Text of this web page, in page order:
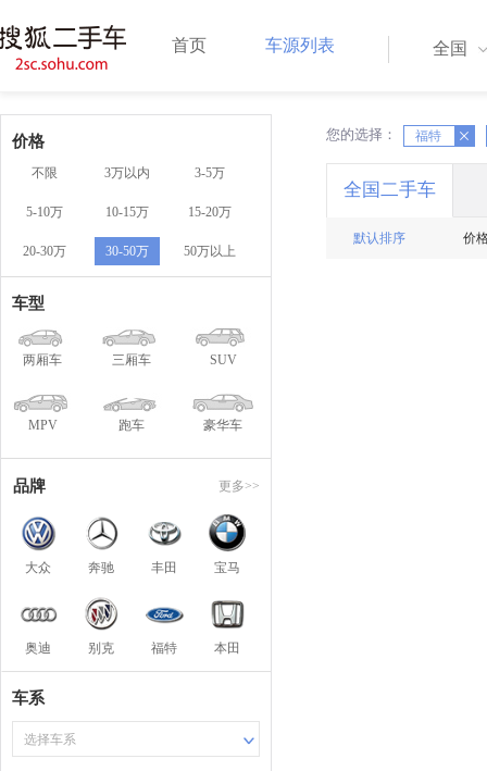
首页 车源列表 全国
价格
不限 3万以内 3-5万
5-10万 10-15万 15-20万
20-30万 30-50万 50万以上
车型
两厢车 三厢车 SUV
MPV 跑车 豪华车
品牌 更多>>
大众 奔驰 丰田 宝马
奥迪 别克 福特 本田
车系
选择车系
您的选择： 福特
X X
全国二手车
默认排序 价